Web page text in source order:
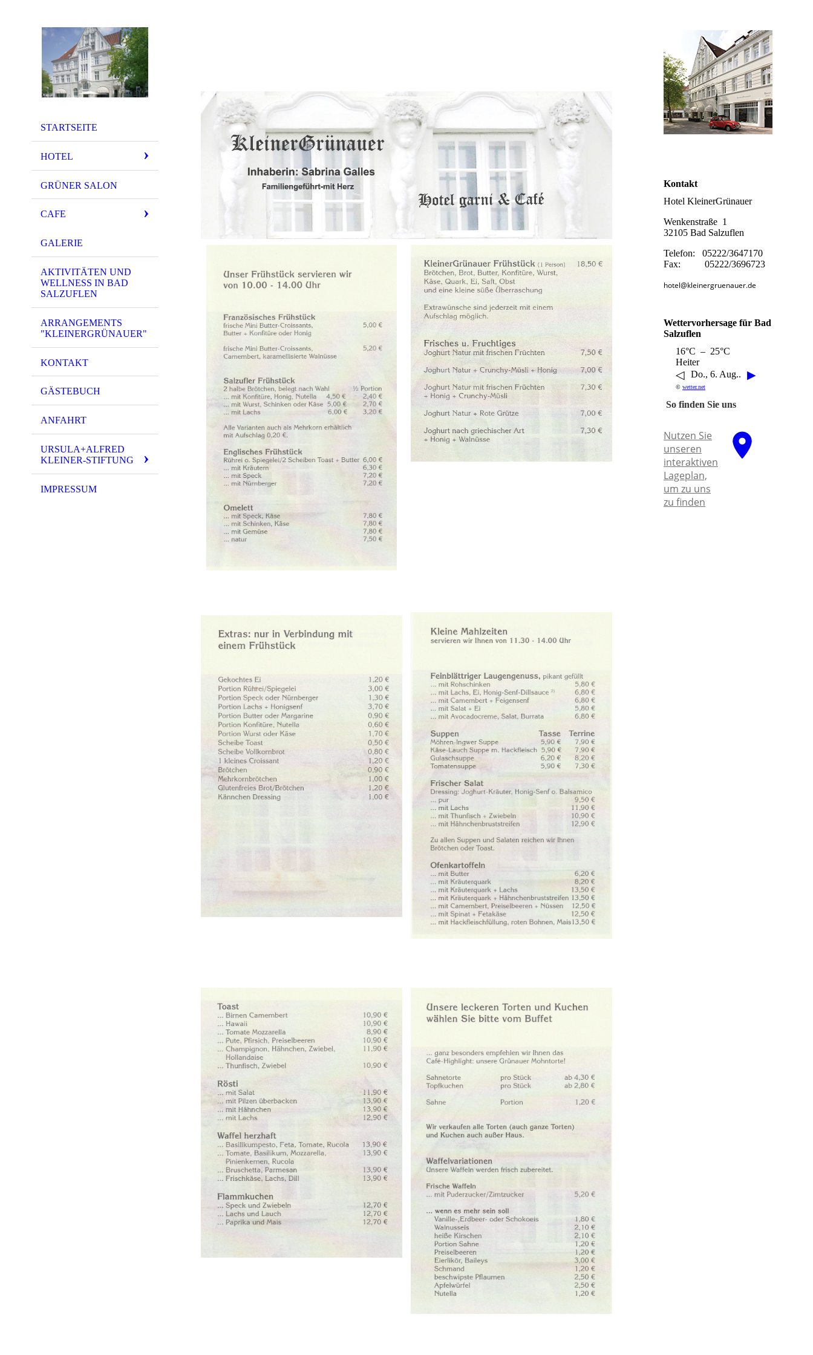
STARTSEITE
HOTEL
GRÜNER SALON
CAFE
GALERIE
AKTIVITÄTEN UND
WELLNESS IN BAD
SALZUFLEN
ARRANGEMENTS
"KLEINERGRÜNAUER"
KONTAKT
GÄSTEBUCH
ANFAHRT
URSULA+ALFRED
KLEINER-STIFTUNG
IMPRESSUM
Kontakt
Hotel KleinerGrünauer
Wenkenstraße 1
32105 Bad Salzuflen
Telefon: 05222/3647170
Fax: 05222/3696723
hotel@kleinergruenauer.de
Wettervorhersage für Bad
Salzuflen
16°C – 25°C
Heiter
◁ Do., 6. Aug.. ▶
© wetter.net
So finden Sie uns
Nutzen Sie
unseren
interaktiven
La­ge­plan,
um zu uns
zu finden